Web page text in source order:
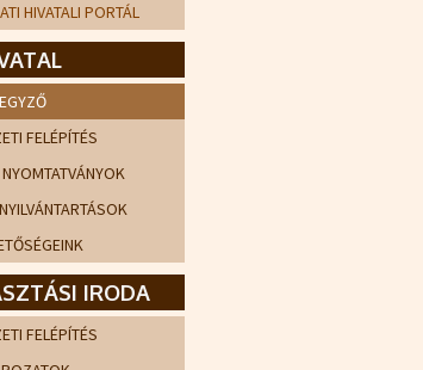
HIVATALI PORTÁL
FELÉPÍTÉS
IRODA
FELÉPÍTÉS